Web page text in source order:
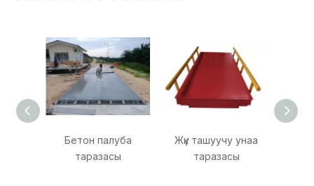
Бетон палуба
таразасы
Жүк ташуучу унаа
таразасы